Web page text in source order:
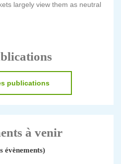
largely view them as neutral
publications
à venir
évènements)